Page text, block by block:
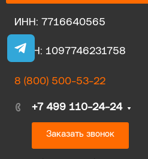
ИНН: 7716640565
ОГРН: 1097746231758
8 (800) 500-53-22
+7 499 110-24-24
Заказать звонок